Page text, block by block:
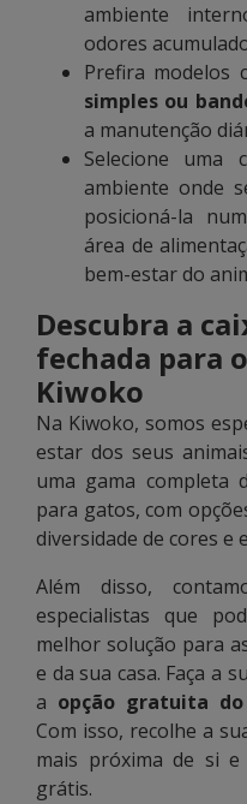
ambiente
odores
Prefira modelos
simples ou
a manutenção
Selecione uma
ambiente onde
posicioná-la
área de
bem-estar do
Descubra a
fechada para
Kiwoko
Na Kiwoko, somos
estar dos seus
uma gama completa
para gatos, com
diversidade de cores e
Além disso,
especialistas que
melhor solução para
e da sua casa. Faça a
a opção gratuita
Com isso, recolhe a
mais próxima de si
grátis.